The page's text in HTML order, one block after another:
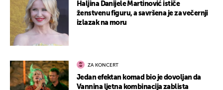
Haljina Danijele Martinović ističe
ženstvenu figuru, a savršena je za večernji
izlazak na moru
ZA KONCERT
Jedan efektan komad bio je dovoljan da
Vannina ljetna kombinacija zablista